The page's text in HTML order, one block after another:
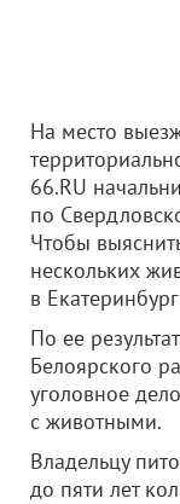
На место
66.RU
по
Чтобы
нескольких
в
По ее
Белоярского
уголовное
с животными.
Владельцу
до пяти лет